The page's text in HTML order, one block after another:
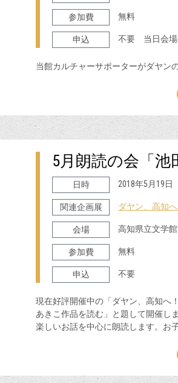
参加費 無料
申込 不要 当日会場
当館カルチャーサポーターがダヤン
5月朗読の会「池
日時 2018年5月19日
関連企画展 ダヤン、高知
会場 高知県立文学
参加費 無料
申込 不要
現在好評開催中の「ダヤン、高知へ
あきこ作品を読む」と題して開催し
楽しいお話を中心に朗読します。